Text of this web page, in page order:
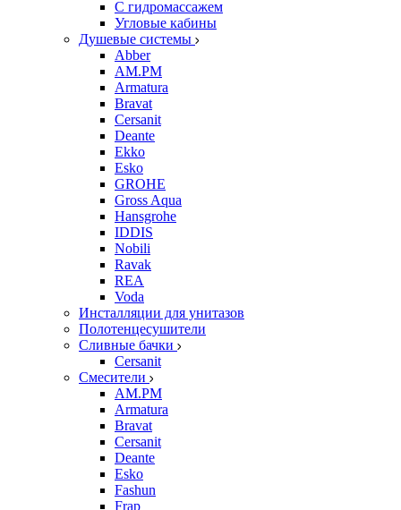
С гидромассажем
Угловые кабины
Душевые системы
Abber
AM.PM
Armatura
Bravat
Cersanit
Deante
Ekko
Esko
GROHE
Gross Aqua
Hansgrohe
IDDIS
Nobili
Ravak
REA
Voda
Инсталляции для унитазов
Полотенцесушители
Сливные бачки
Cersanit
Смесители
AM.PM
Armatura
Bravat
Cersanit
Deante
Esko
Fashun
Frap